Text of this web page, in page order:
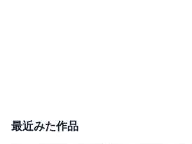
最近みた作品